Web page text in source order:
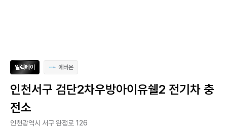
일렉페이 에버온
인천서구 검단2차우방아이유쉘2 전기차 충
전소
인천광역시 서구 완정로 126